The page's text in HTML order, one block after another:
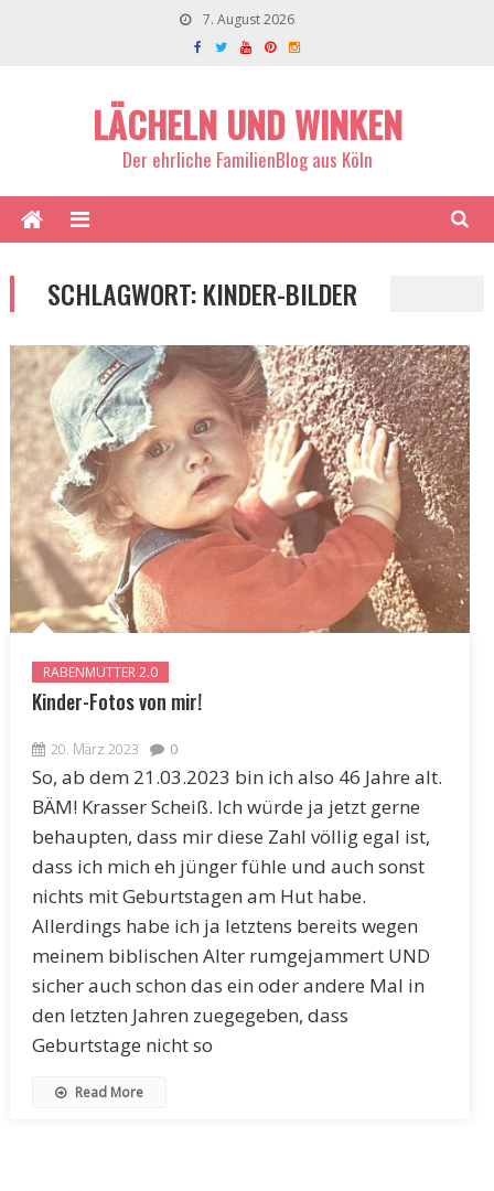
7. August 2026
LÄCHELN UND WINKEN
Der ehrliche FamilienBlog aus Köln
SCHLAGWORT:KINDER-BILDER
RABENMUTTER 2.0
Kinder-Fotos von mir!
20. März 2023 0
So, ab dem 21.03.2023 bin ich also 46 Jahre alt.
BÄM! Krasser Scheiß. Ich würde ja jetzt gerne
behaupten, dass mir diese Zahl völlig egal ist,
dass ich mich eh jünger fühle und auch sonst
nichts mit Geburtstagen am Hut habe.
Allerdings habe ich ja letztens bereits wegen
meinem biblischen Alter rumgejammert UND
sicher auch schon das ein oder andere Mal in
den letzten Jahren zuegegeben, dass
Geburtstage nicht so
Read More